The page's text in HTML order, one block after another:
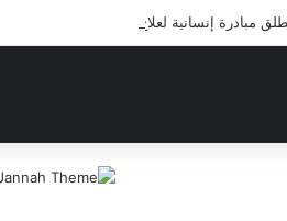
إنسانية لعلاج أيتام مدرسة كافل اليتيم